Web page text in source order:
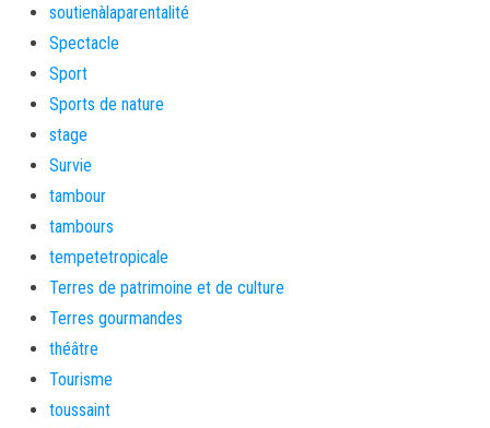
soutienàlaparentalité
Spectacle
Sport
Sports de nature
stage
Survie
tambour
tambours
tempetetropicale
Terres de patrimoine et de culture
Terres gourmandes
théâtre
Tourisme
toussaint